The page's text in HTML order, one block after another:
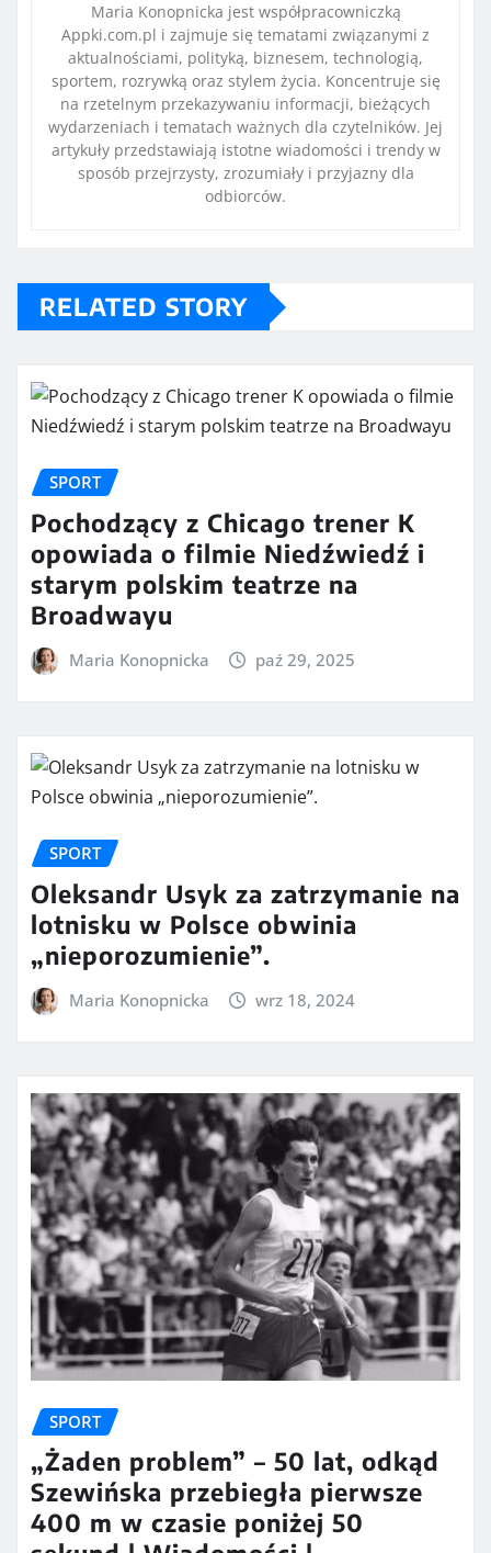
Maria Konopnicka jest współpracowniczką
Appki.com.pl i zajmuje się tematami związanymi z
aktualnościami, polityką, biznesem, technologią,
sportem, rozrywką oraz stylem życia. Koncentruje się
na rzetelnym przekazywaniu informacji, bieżących
wydarzeniach i tematach ważnych dla czytelników. Jej
artykuły przedstawiają istotne wiadomości i trendy w
sposób przejrzysty, zrozumiały i przyjazny dla
odbiorców.
RELATED STORY
SPORT
Pochodzący z Chicago trener K
opowiada o filmie Niedźwiedź i
starym polskim teatrze na
Broadwayu
Maria Konopnicka paź 29, 2025
SPORT
Oleksandr Usyk za zatrzymanie na
lotnisku w Polsce obwinia
„nieporozumienie”.
Maria Konopnicka wrz 18, 2024
SPORT
„Żaden problem” – 50 lat, odkąd
Szewińska przebiegła pierwsze
400 m w czasie poniżej 50